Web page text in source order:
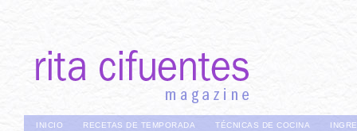
INICIO RECETAS DE TEMPORADA TÉCNICAS DE COCINA